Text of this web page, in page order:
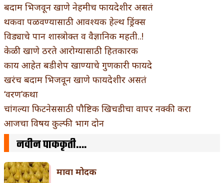
बदाम भिजवून खाणे नेहमीच फायदेशीर असतं
थकवा पळवण्यासाठी आवश्यक हेल्थ ड्रिंक्स
विड्याचे पान शास्त्रोक्त व वैज्ञानिक महती..!
केळी खाणे ठरते आरोग्यासाठी हितकारक
काय आहेत बडीशेप खाण्याचे गुणकारी फायदे
खरंच बदाम भिजवून खाणे फायदेशीर असतं
‘वरण’कथा
चांगल्या फिटनेससाठी पौष्टिक खिचडीचा वापर नक्की करा
आजचा विषय कुल्फी भाग दोन
नवीन पाककृती….
मावा मोदक